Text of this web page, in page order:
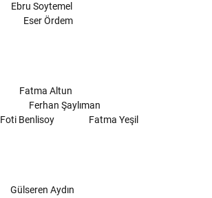
Ebru Soytemel
Eser Ördem
Fatma Altun
Ferhan Şaylıman
Foti Benlisoy Fatma Yeşil
Gülseren Aydın